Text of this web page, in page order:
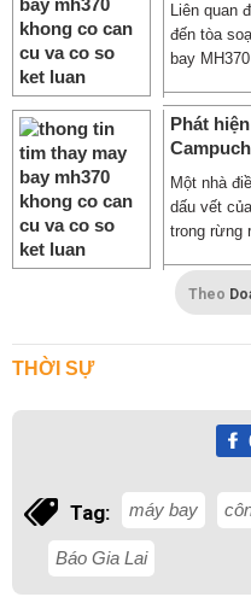
Liên quan
đến tòa
bay
Phát
Một nhà
dấu vết
trong rừng
Theo
THỜI SỰ
Tag: máy bay
Báo Gia Lai